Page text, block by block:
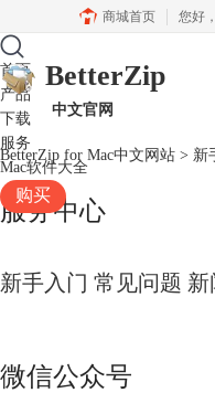
商城首页 您好，
BetterZip
中文官网
首页
产品
下载
服务
Mac软件大全
购买
BetterZip for Mac中文网站 > 新
服务中心
新手入门 常见问题 新
微信公众号